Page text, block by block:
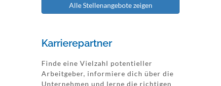
Alle Stellenangebote zeigen
Karrierepartner
Finde eine Vielzahl potentieller
Arbeitgeber, informiere dich über die
Unternehmen und lerne die richtigen